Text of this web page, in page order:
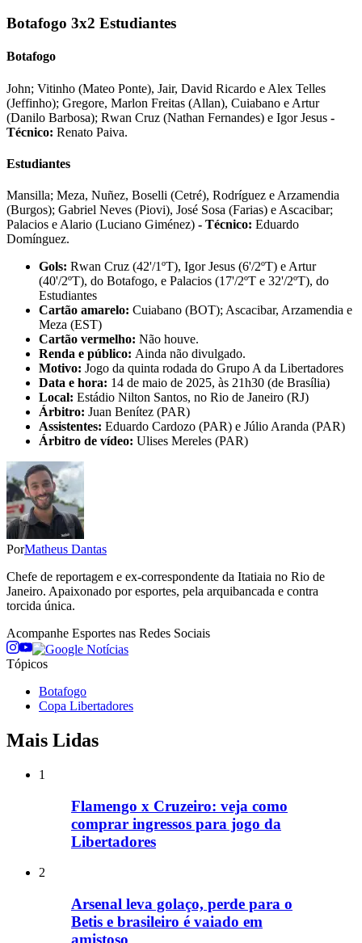
Botafogo 3x2 Estudiantes
Botafogo
John; Vitinho (Mateo Ponte), Jair, David Ricardo e Alex Telles
(Jeffinho); Gregore, Marlon Freitas (Allan), Cuiabano e Artur
(Danilo Barbosa); Rwan Cruz (Nathan Fernandes) e Igor Jesus -
Técnico: Renato Paiva.
Estudiantes
Mansilla; Meza, Nuñez, Boselli (Cetré), Rodríguez e Arzamendia
(Burgos); Gabriel Neves (Piovi), José Sosa (Farias) e Ascacibar;
Palacios e Alario (Luciano Giménez) - Técnico: Eduardo
Domínguez.
Gols: Rwan Cruz (42'/1ºT), Igor Jesus (6'/2ºT) e Artur
(40'/2ºT), do Botafogo, e Palacios (17'/2ºT e 32'/2ºT), do
Estudiantes
Cartão amarelo: Cuiabano (BOT); Ascacibar, Arzamendia e
Meza (EST)
Cartão vermelho: Não houve.
Renda e público: Ainda não divulgado.
Motivo: Jogo da quinta rodada do Grupo A da Libertadores
Data e hora: 14 de maio de 2025, às 21h30 (de Brasília)
Local: Estádio Nilton Santos, no Rio de Janeiro (RJ)
Árbitro: Juan Benítez (PAR)
Assistentes: Eduardo Cardozo (PAR) e Júlio Aranda (PAR)
Árbitro de vídeo: Ulises Mereles (PAR)
PorMatheus Dantas
Chefe de reportagem e ex-correspondente da Itatiaia no Rio de
Janeiro. Apaixonado por esportes, pela arquibancada e contra
torcida única.
Acompanhe Esportes nas Redes Sociais
Tópicos
Botafogo
Copa Libertadores
Mais Lidas
1
Flamengo x Cruzeiro: veja como
comprar ingressos para jogo da
Libertadores
2
Arsenal leva golaço, perde para o
Betis e brasileiro é vaiado em
amistoso